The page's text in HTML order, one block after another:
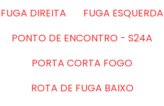
FUGA DIREITA
FUGA ESQUERDA
PONTO DE ENCONTRO - S24A
PORTA CORTA FOGO
ROTA DE FUGA BAIXO